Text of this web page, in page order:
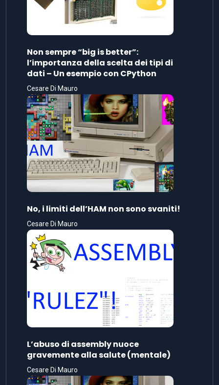
Non sempre “big is better”:
l’importanza della scelta dei tipi di
dati – Un esempio con CPython
Cesare Di Mauro
No, i limiti dell’HAM non sono svaniti!
Cesare Di Mauro
L’abuso di assembly nuoce
gravemente alla salute (mentale)
Cesare Di Mauro